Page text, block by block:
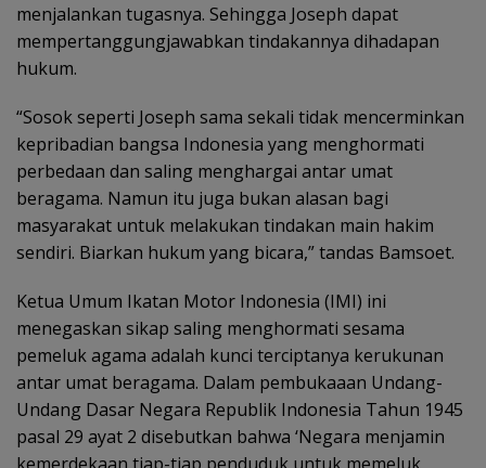
menjalankan tugasnya. Sehingga Joseph dapat
mempertanggungjawabkan tindakannya dihadapan
hukum.
“Sosok seperti Joseph sama sekali tidak mencerminkan
kepribadian bangsa Indonesia yang menghormati
perbedaan dan saling menghargai antar umat
beragama. Namun itu juga bukan alasan bagi
masyarakat untuk melakukan tindakan main hakim
sendiri. Biarkan hukum yang bicara,” tandas Bamsoet.
Ketua Umum Ikatan Motor Indonesia (IMI) ini
menegaskan sikap saling menghormati sesama
pemeluk agama adalah kunci terciptanya kerukunan
antar umat beragama. Dalam pembukaaan Undang-
Undang Dasar Negara Republik Indonesia Tahun 1945
pasal 29 ayat 2 disebutkan bahwa ‘Negara menjamin